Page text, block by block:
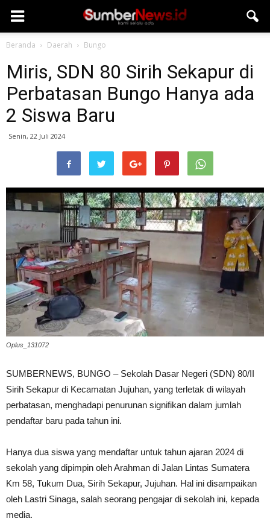
Beranda Daerah Bungo
Miris, SDN 80 Sirih Sekapur di
Perbatasan Bungo Hanya ada
2 Siswa Baru
Senin, 22 Juli 2024
Oplus_131072
SUMBERNEWS, BUNGO – Sekolah Dasar Negeri (SDN) 80/II
Sirih Sekapur di Kecamatan Jujuhan, yang terletak di wilayah
perbatasan, menghadapi penurunan signifikan dalam jumlah
pendaftar baru pada tahun ini.
Hanya dua siswa yang mendaftar untuk tahun ajaran 2024 di
sekolah yang dipimpin oleh Arahman di Jalan Lintas Sumatera
Km 58, Tukum Dua, Sirih Sekapur, Jujuhan. Hal ini disampaikan
oleh Lastri Sinaga, salah seorang pengajar di sekolah ini, kepada
media.